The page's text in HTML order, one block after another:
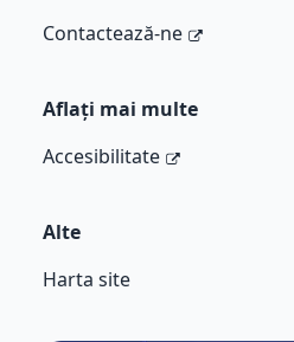
Contactează-ne
Aflați mai multe
Accesibilitate
Alte
Harta site